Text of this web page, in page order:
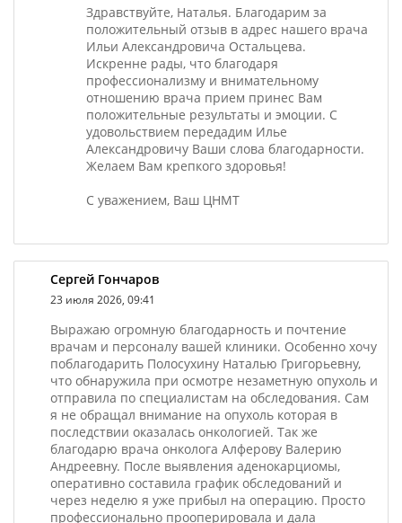
Здравствуйте, Наталья. Благодарим за
положительный отзыв в адрес нашего врача
Ильи Александровича Остальцева.
Искренне рады, что благодаря
профессионализму и внимательному
отношению врача прием принес Вам
положительные результаты и эмоции. С
удовольствием передадим Илье
Александровичу Ваши слова благодарности.
Желаем Вам крепкого здоровья!
С уважением, Ваш ЦНМТ
Сергей Гончаров
23 июля 2026, 09:41
Выражаю огромную благодарность и почтение
врачам и персоналу вашей клиники. Особенно хочу
поблагодарить Полосухину Наталью Григорьевну,
что обнаружила при осмотре незаметную опухоль и
отправила по специалистам на обследования. Сам
я не обращал внимание на опухоль которая в
последствии оказалась онкологией. Так же
благодарю врача онколога Алферову Валерию
Андреевну. После выявления аденокарциомы,
оперативно составила график обследований и
через неделю я уже прибыл на операцию. Просто
профессионально прооперировала и дала